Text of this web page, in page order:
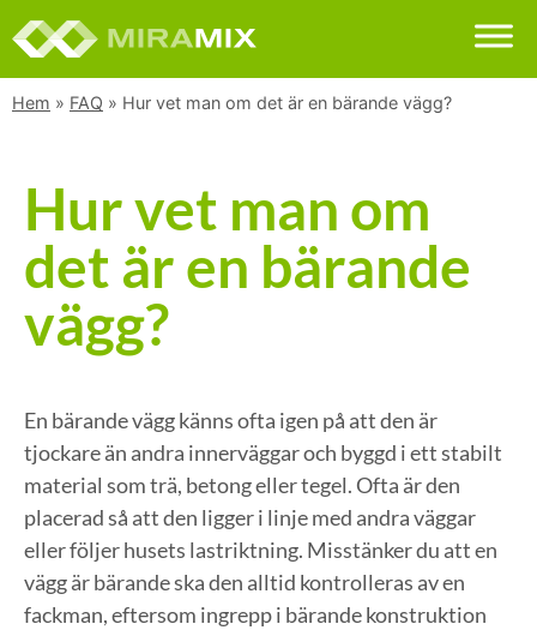
Hem » FAQ » Hur vet man om det är en bärande vägg?
Hur vet man om
det är en bärande
vägg?
En bärande vägg känns ofta igen på att den är
tjockare än andra innerväggar och byggd i ett stabilt
material som trä, betong eller tegel. Ofta är den
placerad så att den ligger i linje med andra väggar
eller följer husets lastriktning. Misstänker du att en
vägg är bärande ska den alltid kontrolleras av en
fackman, eftersom ingrepp i bärande konstruktion